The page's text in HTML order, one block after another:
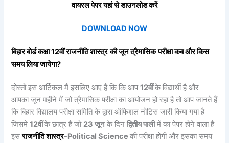
वायरल पेपर यहां से डाउनलोड करें
DOWNLOAD NOW
बिहार बोर्ड कक्षा 12वींराजनीति शास्त्र कीजून त्रैमासिक परीक्षा कब और किस
समय लिया जायेगा?
दोस्तों इस आर्टिकल मैं इसलिए आए हैं कि कि आप12वींके विद्यार्थी है और
आपका जून महीने में जो त्रैमासिक परीक्षा का आयोजन हो रहा है तो आप जानते हैं
कि बिहार विद्यालय परीक्षा समिति के द्वारा ऑफिशल नोटिस जारी किया गया है
जिसमे12वींके छात्र है जो 23 जूनके दिनद्वितीय पालीमें का पेपर होने वाला है
इसराजनीति शास्त्र-Political Scienceकी परीक्षा होगी और इसका समय